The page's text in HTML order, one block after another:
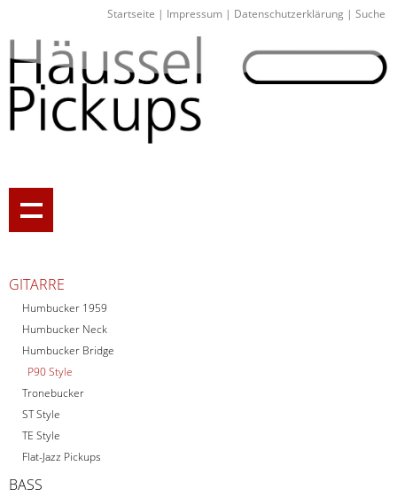
Startseite | Impressum | Datenschutzerklärung | Suche
GITARRE
Humbucker 1959
Humbucker Neck
Humbucker Bridge
P90 Style
Tronebucker
ST Style
TE Style
Flat-Jazz Pickups
BASS